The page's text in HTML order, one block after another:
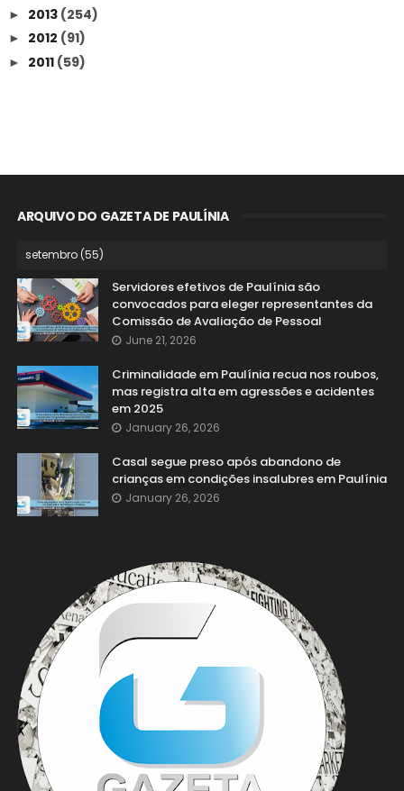
► 2013 (254)
► 2012 (91)
► 2011 (59)
ARQUIVO DO GAZETA DE PAULÍNIA
Servidores efetivos de Paulínia são
convocados para eleger representantes da
Comissão de Avaliação de Pessoal
June 21, 2026
Criminalidade em Paulínia recua nos roubos,
mas registra alta em agressões e acidentes
em 2025
January 26, 2026
Casal segue preso após abandono de
crianças em condições insalubres em Paulínia
January 26, 2026